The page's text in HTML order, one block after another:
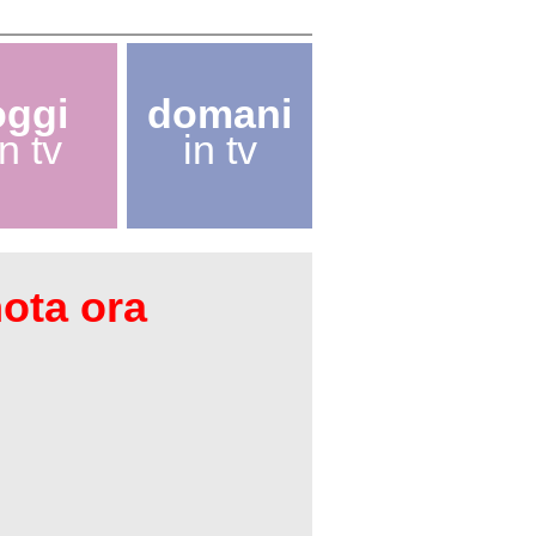
tv
domani
in tv
ora